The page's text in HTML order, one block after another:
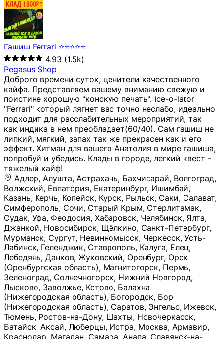
Гашиш Ferrari ⭐⭐⭐⭐⭐
4.93 (1.5k)
Pegasus Shop
Доброго времени суток, ценители качественного
кайфа. Представляем вашему вниманию свежую и
поистине хорошую "конскую печать". Ice-o-lator
"Ferrari" который лягнет вас точно неслабо, идеально
подходит для расслабительных мероприятий, так
как индика в нем преобладает(60/40). Сам гашиш не
липкий, мягкий, запах так же прекрасен как и его
эффект. Хитман для вашего Анатолия в мире гашиша,
попробуй и убедись. Клады в городе, легкий квест -
тяжелый кайф!
Адлер, Алушта, Астрахань, Бахчисарай, Волгоград, Волжский, Евпатория, Екатеринбург, Ишимбай, Казань, Керчь, Копейск, Курск, Рыльск, Саки, Салават, Симферополь, Сочи, Старый Крым, Стерлитамак, Судак, Уфа, Феодосия, Хабаровск, Челябинск, Ялта, Джанкой, Новосибирск, Щёлкино, Санкт-Петербург, Мурманск, Сургут, Невинномысск, Черкесск, Усть-Лабинск, Геленджик, Ставрополь, Калуга, Елец, Лебедянь, Данков, Жуковский, Оренбург, Орск (Оренбургская область), Магнитогорск, Пермь, Зеленоград, Солнечногорск, Нижний Новгород, Лысково, Заволжье, Кстово, Балахна (Нижегородская область), Богородск, Бор (Нижегородская область), Саратов, Энгельс, Ижевск, Тюмень, Ростов-на-Дону, Шахты, Новочеркасск, Батайск, Аксай, Люберцы, Истра, Москва, Армавир, Краснодар, Магадан, Самара, Анапа, Славянск-на-Кубани, Чаплыгин, Липецк, Нижний Тагил, Орехово-Зуево, Усть-Джегута, Лянтор, Нефтеюганск, Пыть-Ях, Урень, Ветлуга, Шахунья, Новороссийск, Крымск, Тимашёвск, Тольятти, Воткинск, Звенигород, Руза, Можайск, Белгород, Воронеж, Соликамск, Нытва, Лысьва (Пермский край), Чусовой, Кунгур, Краснокамск, Миасс, Губаха, Тула, Новомосковск, Донской, Омск, Льгов, Мытищи, Королёв, Ивантеевка, Балашиха, Семилуки, Кудымкар, Старый Оскол, Оса (Пермский край), Одинцово (Московская область), Ханты-Мансийск, Лабинск, Темрюк, Курганинск, Белореченск (Краснодарский край), Алупкa, Губкин, Рязань, Калининград, Усть-Илимск, Фрязино, Минеральные Воды, Пятигорск, Кострома, Ярославль, Коркино, Верхняя Пышма, Подольск, Красноярск, Смоленск, Долгопрудный, Чебоксары, Калачинск, Канск, Киров (Кировская область), Вологда, Рославль, Владивосток, Обнинск, Балабаново (Калужская область), Малоярославец, Брянск, Видное, Ярцево, Вязьма, Гагарин, Приволжск, Фурманов, Чайковский, Кинешма, Горячий Ключ, Улан-Удэ, Туймазы, Дюртюли, Альметьевск, Нефтекамск, Хадыженск, Апшеронск, Майкоп, Уссурийск, Ульяновск, Гатчина, Луга (Ленинградская область), Надым, Ногинск, Электросталь, Железнодорожный (Московская область), Бутурлиновка, Кириллов, Краснознаменск (Калиниградская область), Мышкин, Томмот, Холм, Абакан, Абдулино, Агидель, Агрыз, Адыгейск, Азнакаево, Алатырь, Алдан, Алейск, Александров, Александровск, Алексеевка (Белгородская обл.), Алексин, Амурск, Анадырь, Ангарск, Андреаполь, Анжеро-Судженск, Анива, Апатиты, Арамиль, Ардон, Арзамас, Аркадак, Арсеньев, Артём, Артёмовский, Архангельск, Асбест, Асино, Аткарск, Ахтубинск, Аша, Бабаево (Вологодская область), Бавлы (Республика Татарстан), Байкальск, Бакал, Баксан, Балаклава, Балаково (Саратовская область), Балашов (Саратовская область), Балтийск, Барабинск, Барнаул, Барыш (Ульяновская область), Бежецк, Белая Калитва (Ростовская область), Белебей, Белогорск (Крым), Белозерск, Белокуриха, Беломорск, Белоозёрский (Московская область), Белорецк (Республика Башкортостан), Кызыл, Белоярский (Ханты-Мансийский АО), Бердск, Березники (Пермский край), Берёзовский (Кемеровская область), Берёзовский (Свердловская область), Беслан, Бийск, Бикин, Билибино, Биробиджан, Благовещенск (Амурская область), Благовещенск (Башкортостан), Бобров, Богородицк, Боготол, Богучар, Бокситогорск (Ленинградская область), Бологое (Тверская область), Болхов, Большой Камень (Приморский край), Борисоглебск (Воронежская область), Боровичи (Новгородская область), Боровск, Бородино, Братск, Бронницы (Московская область), Бугульма (Республика Татарстан), Бугуруслан (Оренбургская область), Буинск, Буй, Буйнакск, Валдай, Валуйки, Велиж, Великие Луки, Великий Новгород, Великий Устюг, Вельск, Венёв, Верещагино, Верхнеуральск, Верхний Уфалей, Верхняя Салда, Верхняя Тура, Весьегонск, Вилючинск, Вихоревка, Вичуга, Владикавказ, Волгодонск, Волгореченск, Володарск, Волосово, Волчанск, Вольск, Воркута, Ворсма, Всеволожск (Ленинградская область), Вуктыл, Выкса, Высоковск, Высоцк, Вытегра, Вышний Волочёк, Вяземский, Вязники, Вятские Поляны, Нея, Шилка, Гаврилов Посад, Гаврилов-Ям, Гай, Галич, Гдов, Голицыно, Горно-Алтайск, Горнозаводск, Горняк, Городец, Гороховец, Гремячинск, Грозный, Грязи, Грязовец, Губкинский, Гуково, Гулькевичи, Гурьевск (Калининградская область), Гурьевск (Кемеровская область), Гусев, Гусь-Хрустальный, Давлеканово, Далматово, Дальнегорск, Дегтярск, Дедовск, Демидов, Дербент, Десногорск, Дзержинск, Дзержинский (Московская область), Дивногорск, Димитровград, Дмитровск, Дно, Добрянка, Долинск, Домодедово, Донецк (ДНР), Дорогобуж, Дрезна, Дубна, Дудинка, Духовщина, Дятьково, Егорьевск, Елабуга, Елизово, Ельня (Будет изменено название), Емва, Енисейск, Ермолино, Ершов, Ессентуки, Ефремов, Железноводск, Железногорск (Красноярский край), Железногорск (Курская область), Железногорск-Илимский, Жигулёвск, Жиздра, Жирновск, Жуков, Жуковка, Заводоуковск, Заволжск, Задонск, Заинск, Заозёрный, Заозёрск, Западная Двина, Заполярный, Зарайск, Заречный (Пензенская область), Заречный (Свердловская область), Заринск, Звенигово, Зверево, Зеленогорск ( Ленинградская обл. ), Зеленоградск, Зеленодольск, Зеленокумск, Зерноград, Зима, Змеиногорск, Зубцов, Ивангород, Иваново, Ивдель, Избербаш, Изобильный, Иланский, Инза, Инкерман, Инта, Ипатово, Искитим, Йошкар-Ола, Кадников, Калач, Калач-на-Дону, Калининск, Калтан, Калязин, Камбарка, Каменка (Пензенская область), Каменногорск (Ленинградская область), Каменск-Уральский, Каменск-Шахтинский, Камень-на-Оби, Камешково, Камышин, Канаш, Кандалакша, Карабаново, Карабаш, Карачаевск, Каргат, Каргополь, Карпинск, Карталы, Касимов, Касли, Каспийск, Катав-Ивановск, Катайск, Качканар, Кашин, Кашира, Кемерово, Кемь, Кизел, Кизилюрт, Кизляр, Кимовск, Кимры, Кингисепп, Кинель, Киреевск, Киренск, Киржач, Кириши, Кирово-Чепецк, Кировск (Ленинградская область), Кировск (Мурманская область), Кирсанов, Киселёвск, Кисловодск, Климовск, Клинцы, Княгинино, Ковдор, Ковров, Когалым, Козельск, Козьмодемьянск, Кола, Кологрив, Колпашево, Колпино, Кольчугино, Комсомольск, Комсомольск-на-Амуре, Конаково, Кондопога, Кондрово, Константиновск, Кораблино, Кореновск, Корсаков, Коряжма, Костерёво, Костомукша, Котельники, Котельниково, Котельнич, Котлас, Котовск, Кохма, Красноармейск (Московская область), Краснозаводск, Краснознаменск (Московская область), Краснокаменск, Краснослободск (Волгоградская область), Краснотурьинск, Красноуральск, Красный Сулин, Кремёнки, Кропоткин, Кубинка, Кувшиново (Тверская область), Кудрово, Кулебаки, Кумертау, Курлово, Куровское, Куртамыш, Курчатов, Куса, Кушва, Кыштым, Лабытнанги, Лагань, Лаишево (Республика Татарстан), Лакинск, Лангепас, Лахденпохья, Ленинск-Кузнецкий, Ленск (Республика Саха), Лермонтов (Ставропольский край), Лесозаводск (Приморский край), Лесосибирск, Ливны (Орловская область), Ликино-Дулёво, Липки (Тульская область), Лиски (Воронежская область), Лихославль, Лодейное Поле, Ломоносов (Санкт-Петербург), Лосино-Петровский, Лукоянов, Луховицы, Лыткарино, Любань (Ленинградская область), Любим, Людиново, Магас, Майский, Макаров, Малая Вишера, Малгобек, Мамадыш, Мамоново, Мантурово, Маркс, Махачкала, Мглин, Мегион, Медвежьегорск, Медногорск, Медынь, Меленки, Мелеуз, Менделеевск, Мещовск, Микунь, Миллерово, Минусинск, Миньяр, Мирный (Архангельская область), Мирный (Якутия), Михайловка (Город), Михайловск (Свердловская область), Михайловск (Ставропольский край), Могоча, Можга, Моздок, Мончегорск, Морозовск, Моршанск, Мосальск, Муравленко, Мурино, Муром, Мценск, Мыски, Набережные Челны, Навашино (Нижегородская область), Назарово (Красноярский край), Назрань, Нальчик, Наро-Фоминск, Нарткала, Нарьян-Мар, Находка, Невель (Псковская область), Невельск, Невьянск, Нелидово (Тверская область), Неман, Нерехта (Костромская область), Нерюнгри, Нестеров, Нефтегорск (Самарская область), Нефтекумск, Нижневартовск, Нижнекамск (Республика Татарстан), Нижнеудинск, Нижние Серги, Нижний Ломов, Нижняя Тура, Николаевск-на-Амуре, Никольск (Вологодская область), Никольск (Пензенская область), Новая Ладога, Новая Ляля, Новоалександровск, Новоалтайск, Нововоронеж, Новодвинск, Новозыбков, Новокубанск, Новокуйбышевск, Новомичуринск, Новопавловск, Новоржев, Новосокольники, Новотроицк, Новоульяновск, Новоуральск, Новохопёрск, Новочебоксарск, Новошахтинск, Новый Оскол, Новый Уренгой, Норильск, Нурлат, Нягань, Нязепетровск, Няндома, Облучье, Обоянь, Озёрск (Калининградская область), Озёрск (Челябинская область), Озёры, Октябрьск (Самарская область), Октябрьский (Башкортостан), Окуловка (Новгородская область), Оленегорск, Олонец, Онега, Опочка, Осинники, Осташков, Остров, Острогожск, Отрадный, Оха, Павлово, Павловск (Воронежская область), Павловск (Санкт-Петербург), Павловский Посад, Партизанск, Певек, Пенза, Первоуральск, Перевоз, Пересвет, Переславль-Залесский, Пестово (Новгородская область), Петрозаводск, Петропавловск-Камчатский, Печоры, Пикалёво, Пионерский, Питкяранта, Плавск, Плёс, Подпорожье, Покачи, Покров, Покровск, Полесск, Полысаево, Полярные Зори, Полярный, Поронайск, Порхов, Похвистнево, Почеп, Починок, Пошехонье, Правдинск, Приморск (Калининградская область), Приморско-Ахтарск, Приозерск, Прокопьевск, Протвино, Прохладный, Пугачёв, Пудож, Пустошка, Пушкино, Пущино, Пыталово, Радужный (Владимирская область), Радужный (Ханты-Мансийский АО), Райчихинск, Раменское, Рассказово, Ревда, Реж, Реутов, Родники, Россошь, Ростов (Ярославская обл.), Рошаль, Ртищево, Рубцовск, Рузаевка, Рыбинск, Рыбное, Ряжск, Салехард, Сальск, Саранск, Сарапул, Саров, Сасово, Сатка, Сафоново, Саяногорск, Саянск, Светлогорск, Светлоград, Светлый, Светогорск (Ленинградская область), Свободный, Себеж, Северобайкальск, Северодвинск, Североуральск, Сегежа, Семикаракорск, Сенгилей, Серафимович, Сергач, Сергиев Посад, Сердобск, Сертолово (Ленинградская область), Сестрорецк (Ленинградская область), Сибай, Скопин, Славгород, Сланцы, Слободской, Слюдянка, Собинка, Советск (Кировская область), Советск (Калининградская область), Советск (Тульская область), Советская Гавань, Советский (Ханты-Мансийский АО), Сокол (Вологодская область), Солигалич, Соль-Илецк, Сольцы, Сортавала, Сосенский, Сосновоборск, Сосновый Бор (Ленинградская область), Сосногорск, Спас-Клепики, Спасск-Рязанский, С